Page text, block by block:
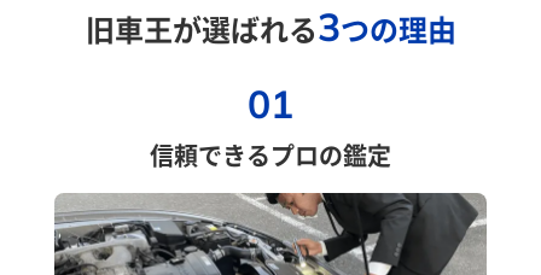
旧車王が選ばれる3つの理由
01
信頼できるプロの鑑定